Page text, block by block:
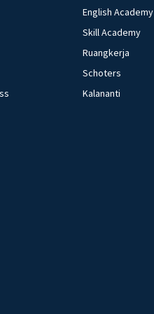
English Academy
Skill Academy
Ruangkerja
Schoters
Kalananti